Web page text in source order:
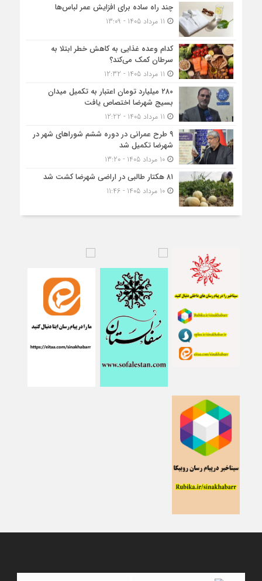
چند راه ساده برای افزایش عمر لباس‌ها
کدام وعده غذایی به کاهش خطر ابتلا به
سرطان کمک می‌کند؟
۲۸۰ میلیارد تومان اعتبار به تکمیل میدان
بسیج شهرضا اختصاص یافت
۹ طرح عمرانی در دوره ششم شوراهای شهر در
شهرضا تکمیل شد
10 مرداد 1405 - 13:20
۸۱ هکتار طالبی در اراضی شهرضا کشت شد
10 مرداد 1405 - 11:46